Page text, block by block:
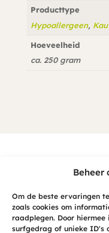
Beheer
Om de beste ervaringen
zoals cookies om
raadplegen. Door hiermee
surfgedrag of unieke ID's
Producttype
Hypoallergeen,
Hoeveelheid
ca. 250 gram
Anderen